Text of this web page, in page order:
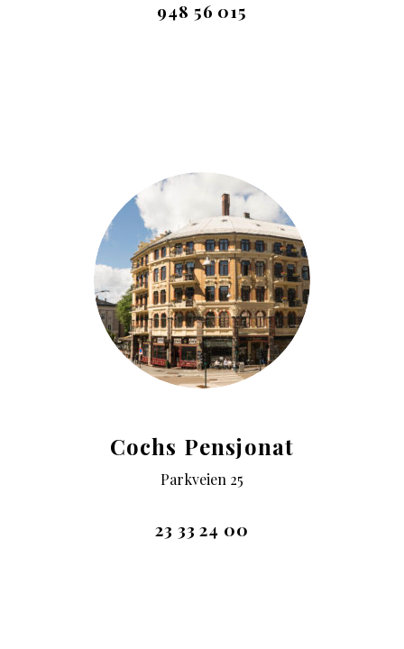
948 56 015
Cochs Pensjonat
Parkveien 25
23 33 24 00